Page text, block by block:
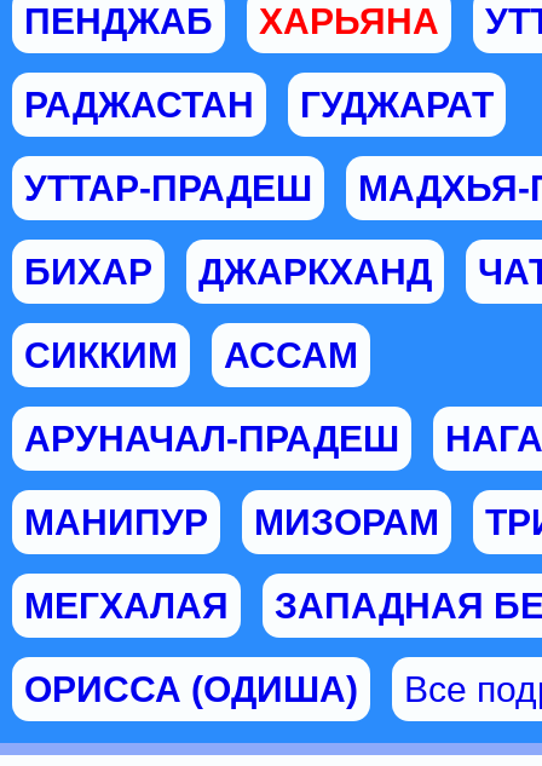
ПЕНДЖАБ ХАРЬЯНА
РАДЖАСТАН ГУДЖАРАТ
УТТАР-ПРАДЕШ
БИХАР ДЖАРКХАНД
СИККИМ АССАМ
АРУНАЧАЛ-ПРАДЕШ
МАНИПУР МИЗОРАМ
МЕГХАЛАЯ ЗАПАДНАЯ
ОРИССА (ОДИША) Все